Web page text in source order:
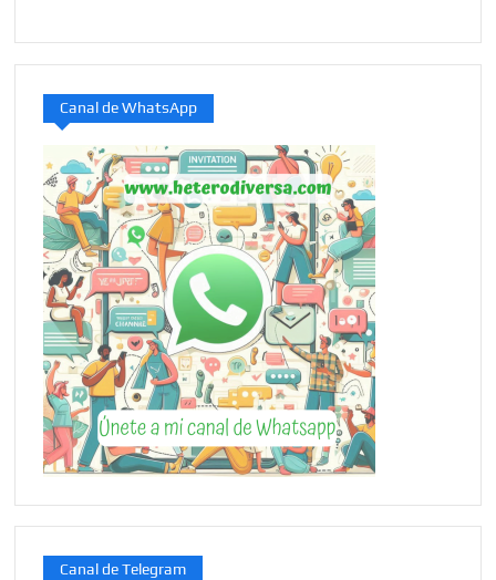
Canal de WhatsApp
Canal de Telegram